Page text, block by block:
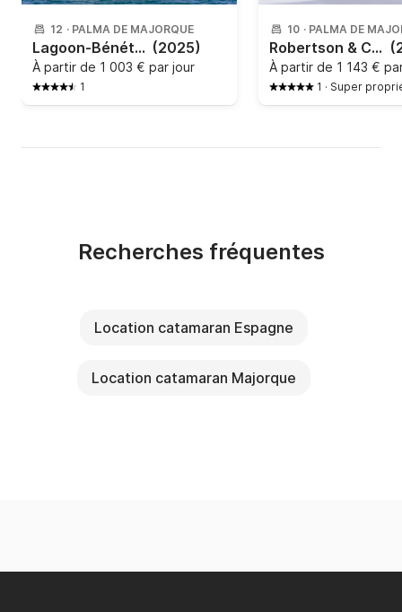
12 · PALMA DE MAJORQUE
Lagoon-Bénéteau - Lagoon 46 - 4 + 2 cab. (2025)
À partir de 1 003 € par jour
1
10 · PALMA DE
Robertson & Caine - Leopard 44
À partir de 1 143 €
1 · Super
Recherches fréquentes
Location catamaran Espagne
Location catamaran Majorque